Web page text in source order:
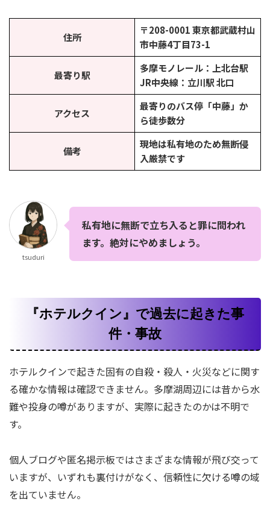
住所
〒208-0001 東京都武蔵村山
市中藤4丁目73-1
最寄り駅
多摩モノレール：上北台駅
JR中央線：立川駅 北口
アクセス
最寄りのバス停「中藤」か
ら徒歩数分
備考
現地は私有地のため無断侵
入厳禁です
tsuduri
私有地に無断で立ち入ると罪に問われ
ます。絶対にやめましょう。
『ホテルクイン』で過去に起きた事
件・事故
ホテルクインで起きた固有の自殺・殺人・火災などに関す
る確かな情報は確認できません。多摩湖周辺には昔から水
難や投身の噂がありますが、実際に起きたのかは不明で
す。
個人ブログや匿名掲示板ではさまざまな情報が飛び交って
いますが、いずれも裏付けがなく、信頼性に欠ける噂の域
を出ていません。